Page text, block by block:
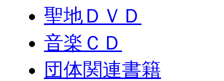
聖地ＤＶＤ
音楽ＣＤ
団体関連書籍